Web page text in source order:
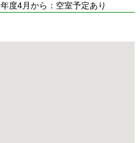
度4月から：空室予定あり